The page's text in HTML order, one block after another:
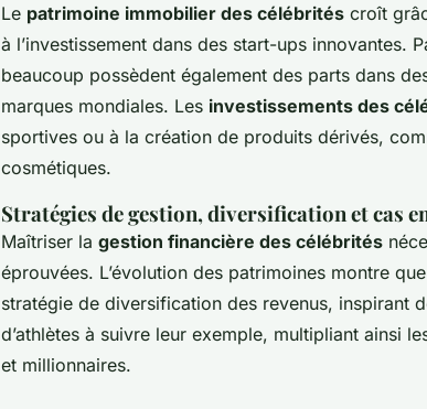
Le patrimoine immobilier des célébrités croît
à l’investissement dans des start-ups innovantes.
beaucoup possèdent également des parts dans
marques mondiales. Les investissements des
sportives ou à la création de produits dérivés,
cosmétiques.
Stratégies de gestion, diversification et cas
Maîtriser la gestion financière des célébrités
éprouvées. L’évolution des patrimoines montre
stratégie de diversification des revenus, inspirant
d’athlètes à suivre leur exemple, multipliant ainsi
et millionnaires.